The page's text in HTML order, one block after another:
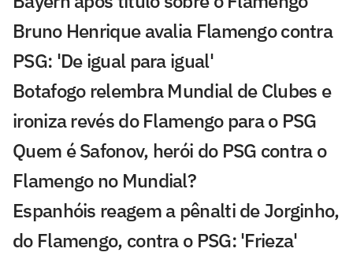
Bruno Henrique avalia Flamengo contra
PSG: 'De igual para igual'
Botafogo relembra Mundial de Clubes e
ironiza revés do Flamengo para o PSG
Quem é Safonov, herói do PSG contra o
Flamengo no Mundial?
Espanhóis reagem a pênalti de Jorginho,
do Flamengo, contra o PSG: 'Frieza'